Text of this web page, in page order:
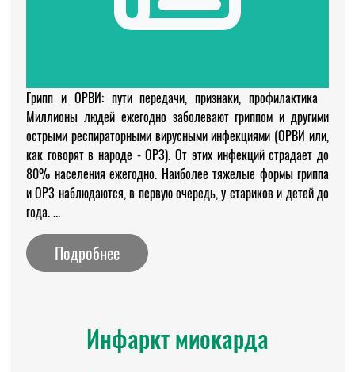
Грипп и ОРВИ: пути передачи, признаки, профилактика
Миллионы людей ежегодно заболевают гриппом и другими
острыми респираторными вирусными инфекциями (ОРВИ или,
как говорят в народе - ОРЗ). От этих инфекций страдает до
80% населения ежегодно. Наиболее тяжелые формы гриппа
и ОРЗ наблюдаются, в первую очередь, у стариков и детей до
года. ...
Подробнее
Инфаркт миокарда